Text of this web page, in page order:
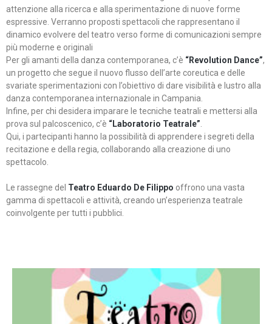
attenzione alla ricerca e alla sperimentazione di nuove forme
espressive. Verranno proposti spettacoli che rappresentano il
dinamico evolvere del teatro verso forme di comunicazioni sempre
più moderne e originali
Per gli amanti della danza contemporanea, c’è “Revolution Dance”,
un progetto che segue il nuovo flusso dell’arte coreutica e delle
svariate sperimentazioni con l’obiettivo di dare visibilità e lustro alla
danza contemporanea internazionale in Campania.
Infine, per chi desidera imparare le tecniche teatrali e mettersi alla
prova sul palcoscenico, c’è “Laboratorio Teatrale”
Qui, i partecipanti hanno la possibilità di apprendere i segreti della
recitazione e della regia, collaborando alla creazione di uno
spettacolo.
Le rassegne del Teatro Eduardo De Filippo offrono una vasta
gamma di spettacoli e attività, creando un’esperienza teatrale
coinvolgente per tutti i pubblici.
Continua